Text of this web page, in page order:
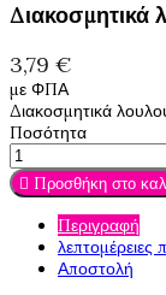
Διακοσμητικά
3,79 €
με ΦΠΑ
Διακοσμητικά
Ποσότητα
 Προσθήκη στο
Περιγραφή
λεπτομέρειες
Αποστολή